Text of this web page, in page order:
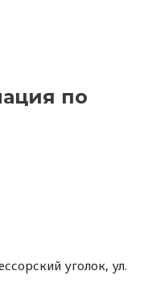
по
уголок, ул.